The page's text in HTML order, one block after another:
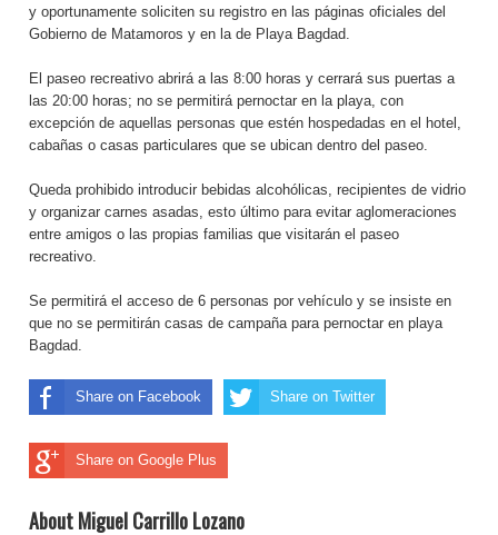
y oportunamente soliciten su registro en las páginas oficiales del
Gobierno de Matamoros y en la de Playa Bagdad.
El paseo recreativo abrirá a las 8:00 horas y cerrará sus puertas a
las 20:00 horas; no se permitirá pernoctar en la playa, con
excepción de aquellas personas que estén hospedadas en el hotel,
cabañas o casas particulares que se ubican dentro del paseo.
Queda prohibido introducir bebidas alcohólicas, recipientes de vidrio
y organizar carnes asadas, esto último para evitar aglomeraciones
entre amigos o las propias familias que visitarán el paseo
recreativo.
Se permitirá el acceso de 6 personas por vehículo y se insiste en
que no se permitirán casas de campaña para pernoctar en playa
Bagdad.
Share on Facebook Share on Twitter
Share on Google Plus
About Miguel Carrillo Lozano